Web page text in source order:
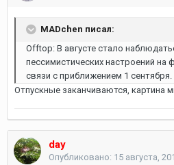
MADchen писал:
Offtop: В августе стало
пессимистических настроений на
связи с приближением 1 сентября.
Отпускные заканчиваются, картина
day
Опубликовано: 15 августа,